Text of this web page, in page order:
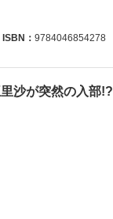
ISBN： 9784046854278
沙が突然の入部!?